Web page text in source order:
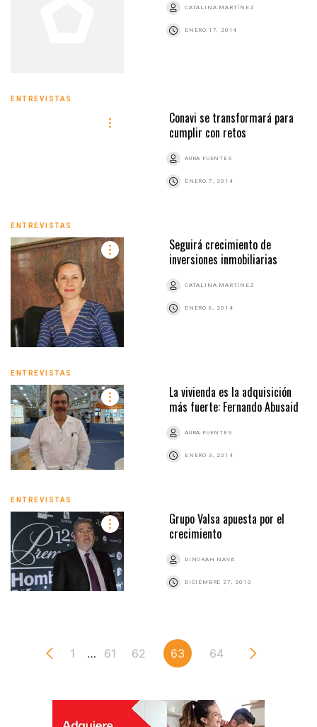
CATALINA MARTÍNEZ
ENERO 17, 2014
ENTREVISTAS
Conavi se transformará para
cumplir con retos
AURA FUENTES
ENERO 7, 2014
ENTREVISTAS
Seguirá crecimiento de
inversiones inmobiliarias
CATALINA MARTÍNEZ
ENERO 6, 2014
ENTREVISTAS
La vivienda es la adquisición
más fuerte: Fernando Abusaid
AURA FUENTES
ENERO 3, 2014
ENTREVISTAS
Grupo Valsa apuesta por el
crecimiento
DINORAH NAVA
DICIEMBRE 27, 2013
1 … 61 62 63 64